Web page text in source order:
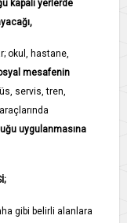
kapalı yerlerde
okul, hastane,
mesafenin
servis, tren,
uygulanmasına
gibi belirli alanlara